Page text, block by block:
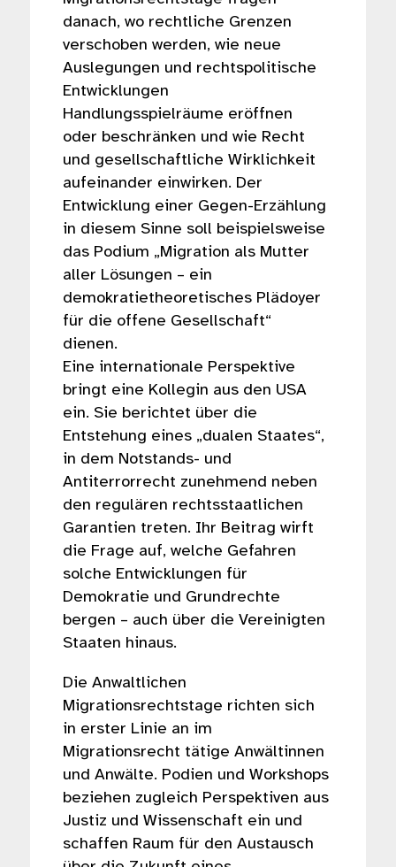
danach, wo rechtliche Grenzen
verschoben werden, wie neue
Auslegungen und rechtspolitische
Entwicklungen
Handlungsspielräume eröffnen
oder beschränken und wie Recht
und gesellschaftliche Wirklichkeit
aufeinander einwirken. Der
Entwicklung einer Gegen-Erzählung
in diesem Sinne soll beispielsweise
das Podium „Migration als Mutter
aller Lösungen – ein
demokratietheoretisches Plädoyer
für die offene Gesellschaft“
dienen.
Eine internationale Perspektive
bringt eine Kollegin aus den USA
ein. Sie berichtet über die
Entstehung eines „dualen Staates“,
in dem Notstands- und
Antiterrorrecht zunehmend neben
den regulären rechtsstaatlichen
Garantien treten. Ihr Beitrag wirft
die Frage auf, welche Gefahren
solche Entwicklungen für
Demokratie und Grundrechte
bergen – auch über die Vereinigten
Staaten hinaus.
Die Anwaltlichen
Migrationsrechtstage richten sich
in erster Linie an im
Migrationsrecht tätige Anwältinnen
und Anwälte. Podien und Workshops
beziehen zugleich Perspektiven aus
Justiz und Wissenschaft ein und
schaffen Raum für den Austausch